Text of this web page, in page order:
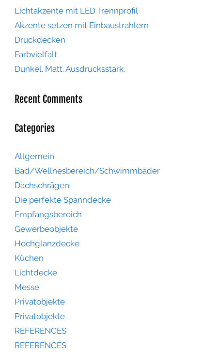
Lichtakzente mit LED Trennprofil
Akzente setzen mit Einbaustrahlern
Druckdecken
Farbvielfalt
Dunkel. Matt. Ausdrucksstark.
Recent Comments
Categories
Allgemein
Bad/Wellnesbereich/Schwimmbäder
Dachschrägen
Die perfekte Spanndecke
Empfangsbereich
Gewerbeobjekte
Hochglanzdecke
Küchen
Lichtdecke
Messe
Privatobjekte
Privatobjekte
REFERENCES
REFERENCES